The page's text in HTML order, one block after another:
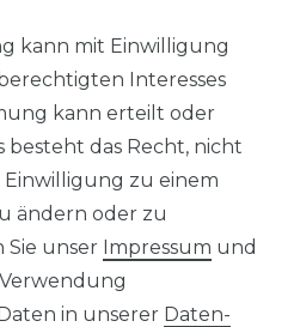
kann mit Einwilligung
Interesses
kann erteilt oder
besteht das Recht, nicht
zu einem
ändern oder zu
Sie unser Impressum und
in unserer Daten­